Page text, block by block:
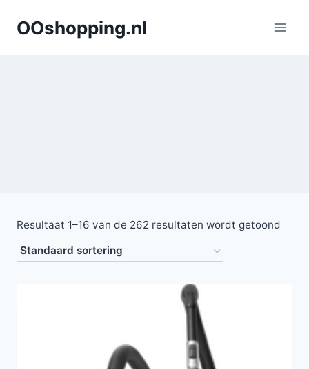
naarOOshopping.nl
Resultaat 1–16 van de 262 resultaten wordt getoond